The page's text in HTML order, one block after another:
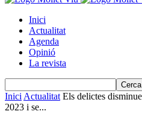
Inici
Actualitat
Agenda
Opinió
La revista
Inici Actualitat Els delictes
2023 i se...